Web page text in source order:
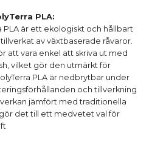
PLA:
PLA är ett ekologiskt och hållbart
av växtbaserade råvaror.
att vara enkel att skriva ut med
vilket gör den utmärkt för
PLA är nedbrytbar under
och tillverkning
jämfört med traditionella
det till ett medvetet val för